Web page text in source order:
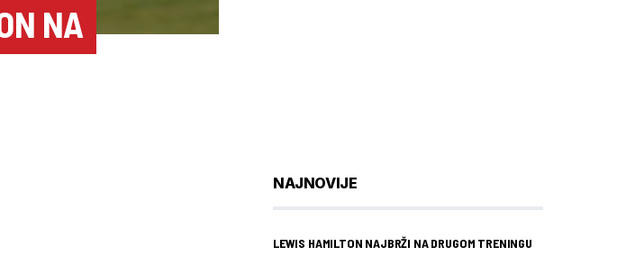
NA
NAJNOVIJE
LEWIS HAMILTON NAJBRŽI NA DRUGOM TRENINGU